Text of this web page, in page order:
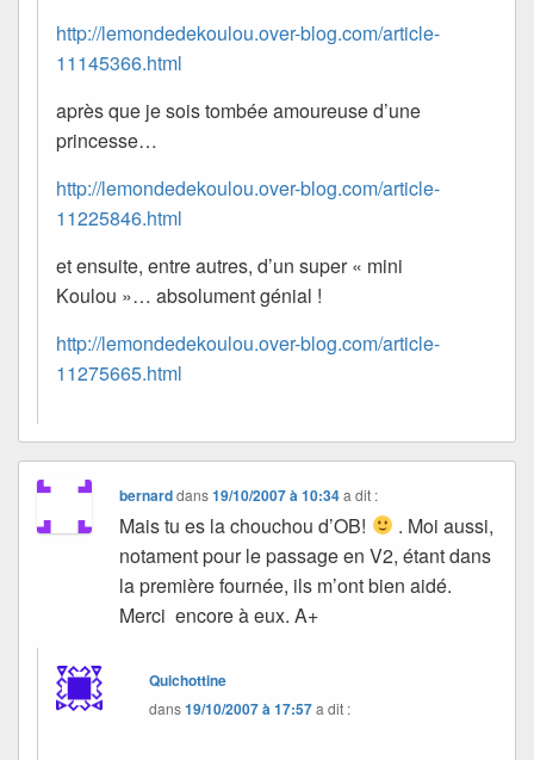
http://lemondedekoulou.over-blog.com/article-
11145366.html
après que je sois tombée amoureuse d’une
princesse…
http://lemondedekoulou.over-blog.com/article-
11225846.html
et ensuite, entre autres, d’un super « mini
Koulou »… absolument génial !
http://lemondedekoulou.over-blog.com/article-
11275665.html
bernarddans19/10/2007 à 10:34 a dit :
Mais tu es la chouchou d’OB!
. Moi aussi,
notament pour le passage en V2, étant dans
la première fournée, ils m’ont bien aidé.
Merci encore à eux. A+
Quichottine
dans19/10/2007 à 17:57a dit :